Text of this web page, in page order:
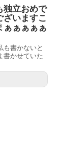
独立おめで
ざいますこ
ぁぁぁぁぁ
書かないと
書かせていた